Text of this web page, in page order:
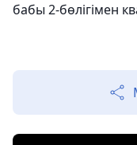
бабы 2-бөлігімен